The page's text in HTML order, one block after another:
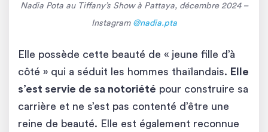
Nadia Pota au Tiffany’s Show à Pattaya, décembre 2024 –
Instagram @nadia.pta
Elle possède cette beauté de « jeune fille d’à
côté » qui a séduit les hommes thaïlandais. Elle
s’est servie de sa notoriété pour construire sa
carrière et ne s’est pas contenté d’être une
reine de beauté. Elle est également reconnue